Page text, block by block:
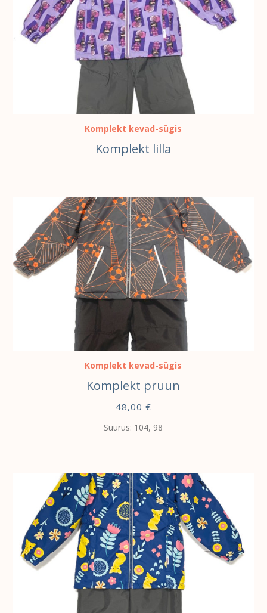
Komplekt kevad-sügis
Komplekt lilla
VALI
Komplekt kevad-sügis
Komplekt pruun
48,00 €
Suurus: 104, 98